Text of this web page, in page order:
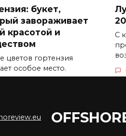
букет,
завораживает
красотой и
цветов гортензия
особое место.
С